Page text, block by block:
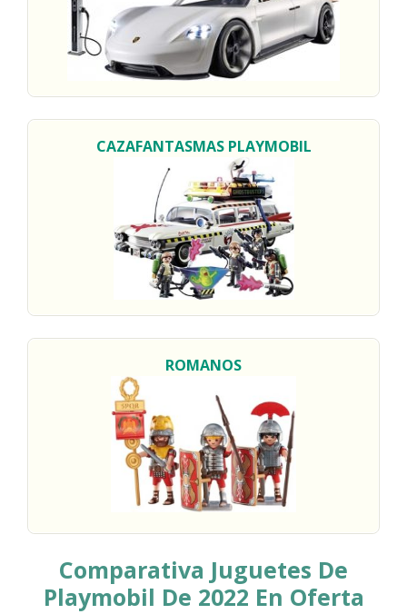
CAZAFANTASMASPLAYMOBIL
ROMANOS
Comparativa Juguetes De
Playmobil De 2022 En Oferta